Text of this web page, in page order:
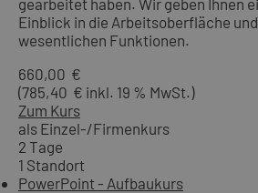
Einblick in die Arbeitsoberfläche
wesentlichen Funktionen.
660,00 €
(785,40 € inkl. 19 % MwSt.)
Zum Kurs
als Einzel-/Firmenkurs
2 Tage
1 Standort
PowerPoint - Aufbaukurs